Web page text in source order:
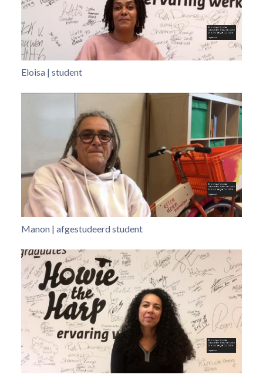
Eloisa | student
Manon | afgestudeerd student